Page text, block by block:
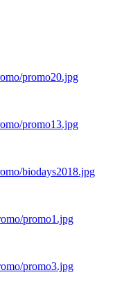
promo20.jpg
promo13.jpg
biodays2018.jpg
promo1.jpg
promo3.jpg